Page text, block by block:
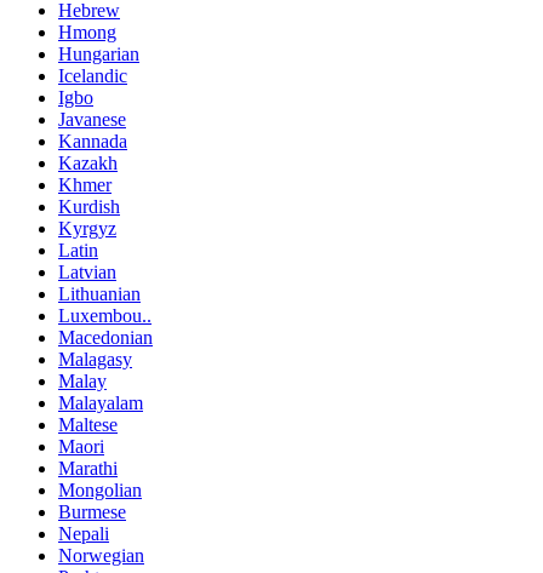
Hebrew
Hmong
Hungarian
Icelandic
Igbo
Javanese
Kannada
Kazakh
Khmer
Kurdish
Kyrgyz
Latin
Latvian
Lithuanian
Luxembou..
Macedonian
Malagasy
Malay
Malayalam
Maltese
Maori
Marathi
Mongolian
Burmese
Nepali
Norwegian